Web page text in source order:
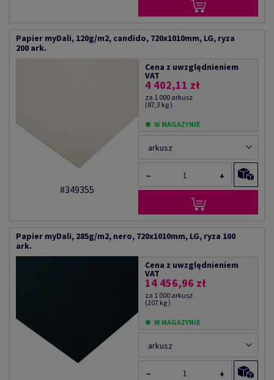
Papier myDali, 120g/m2, candido, 720x1010mm, LG, ryza
200 ark.
#349355
Cena z uwzględnieniem
VAT
4 402,11 zł
za 1 000 arkusz
(87,3 kg )
W MAGAZYNIE
arkusz
− +
Papier myDali, 285g/m2, nero, 720x1010mm, LG, ryza 100
ark.
Cena z uwzględnieniem
VAT
14 456,96 zł
za 1 000 arkusz
(207 kg )
W MAGAZYNIE
arkusz
− +